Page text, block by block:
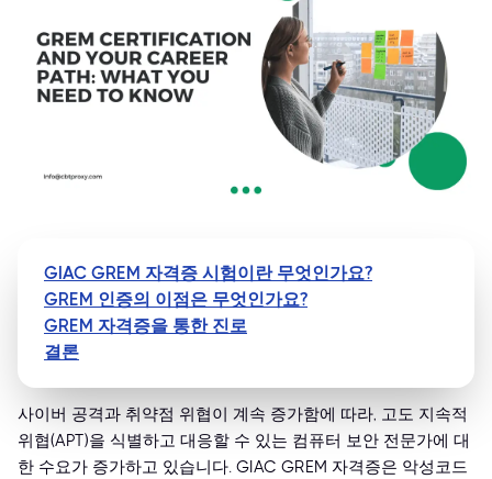
GIAC GREM 자격증 시험이란 무엇인가요?
GREM 인증의 이점은 무엇인가요?
GREM 자격증을 통한 진로
결론
사이버 공격과 취약점 위협이 계속 증가함에 따라, 고도 지속적
위협(APT)을 식별하고 대응할 수 있는 컴퓨터 보안 전문가에 대
한 수요가 증가하고 있습니다. GIAC GREM 자격증은 악성코드